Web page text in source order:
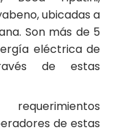
ubicadas a
Son más de 5
eléctrica de
de estas
de estas